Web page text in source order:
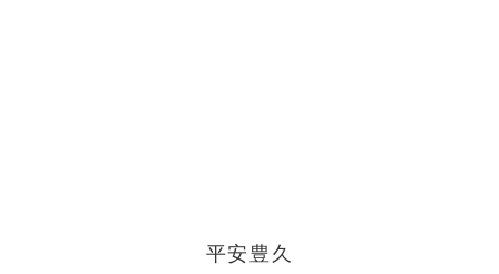
平安豊久